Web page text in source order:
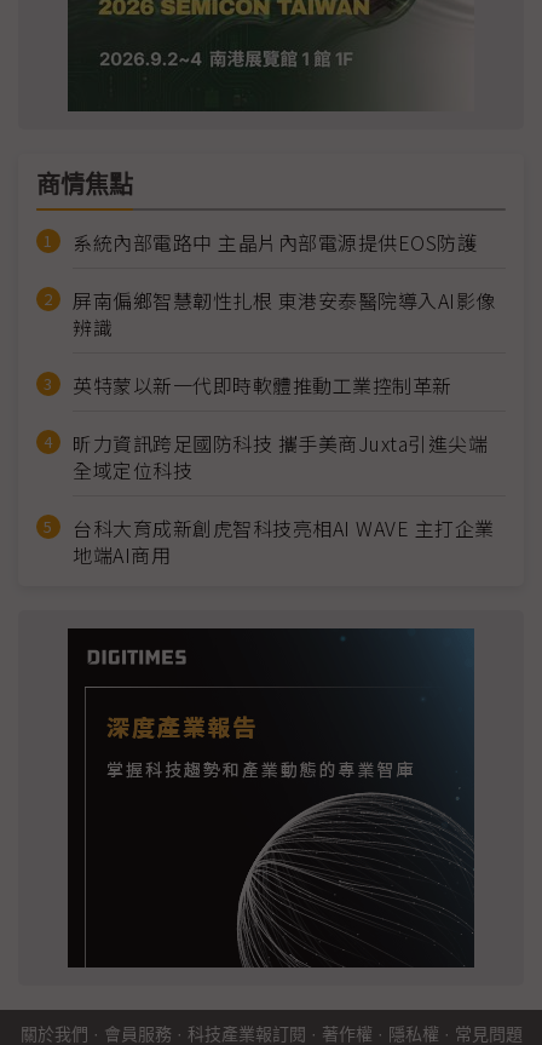
商情焦點
系統內部電路中 主晶片內部電源提供EOS防護
屏南偏鄉智慧韌性扎根 東港安泰醫院導入AI影像
辨識
英特蒙以新一代即時軟體推動工業控制革新
昕力資訊跨足國防科技 攜手美商Juxta引進尖端
全域定位科技
台科大育成新創虎智科技亮相AI WAVE 主打企業
地端AI商用
關於我們 · 會員服務 · 科技產業報訂閱 · 著作權 · 隱私權 · 常見問題